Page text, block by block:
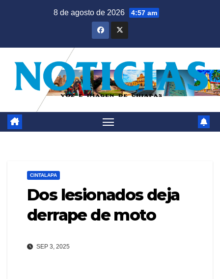
8 de agosto de 2026 4:57 am
CINTALAPA
Dos lesionados deja
derrape de moto
SEP 3, 2025